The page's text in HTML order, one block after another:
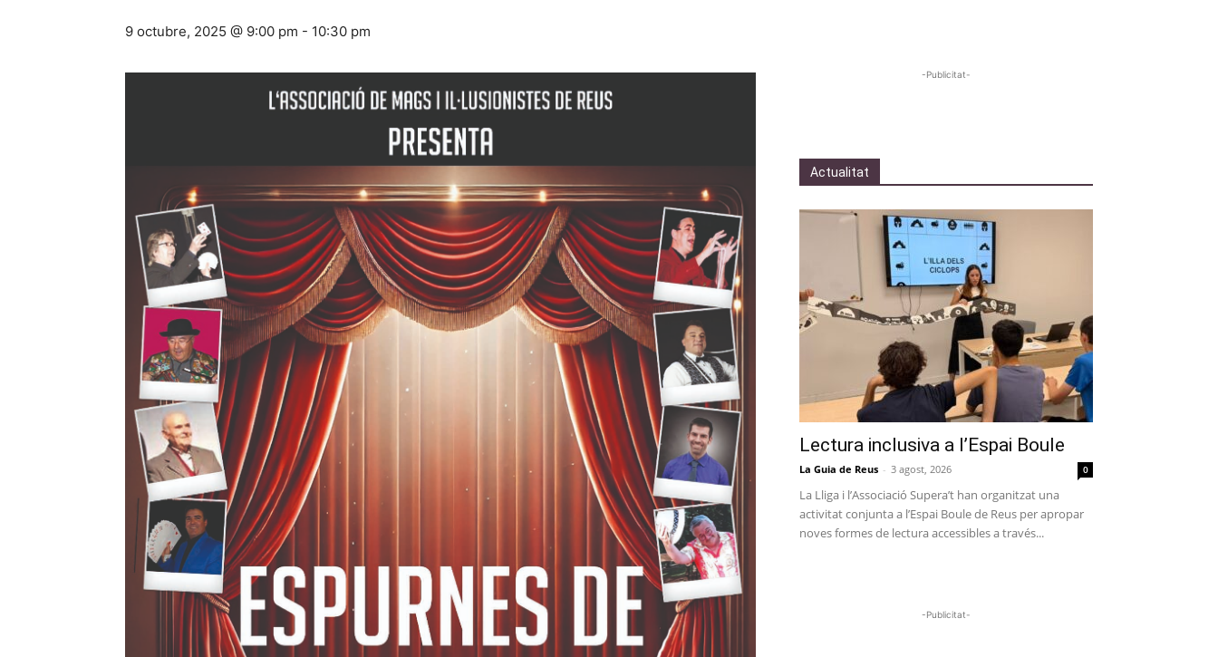
9 octubre, 2025 @ 9:00 pm - 10:30 pm
-Publicitat-
Actualitat
Lectura inclusiva a l’Espai Boule
La Guia de Reus - 3 agost, 2026 0
La Lliga i l’Associació Supera’t han organitzat una
activitat conjunta a l’Espai Boule de Reus per apropar
noves formes de lectura accessibles a través...
-Publicitat-